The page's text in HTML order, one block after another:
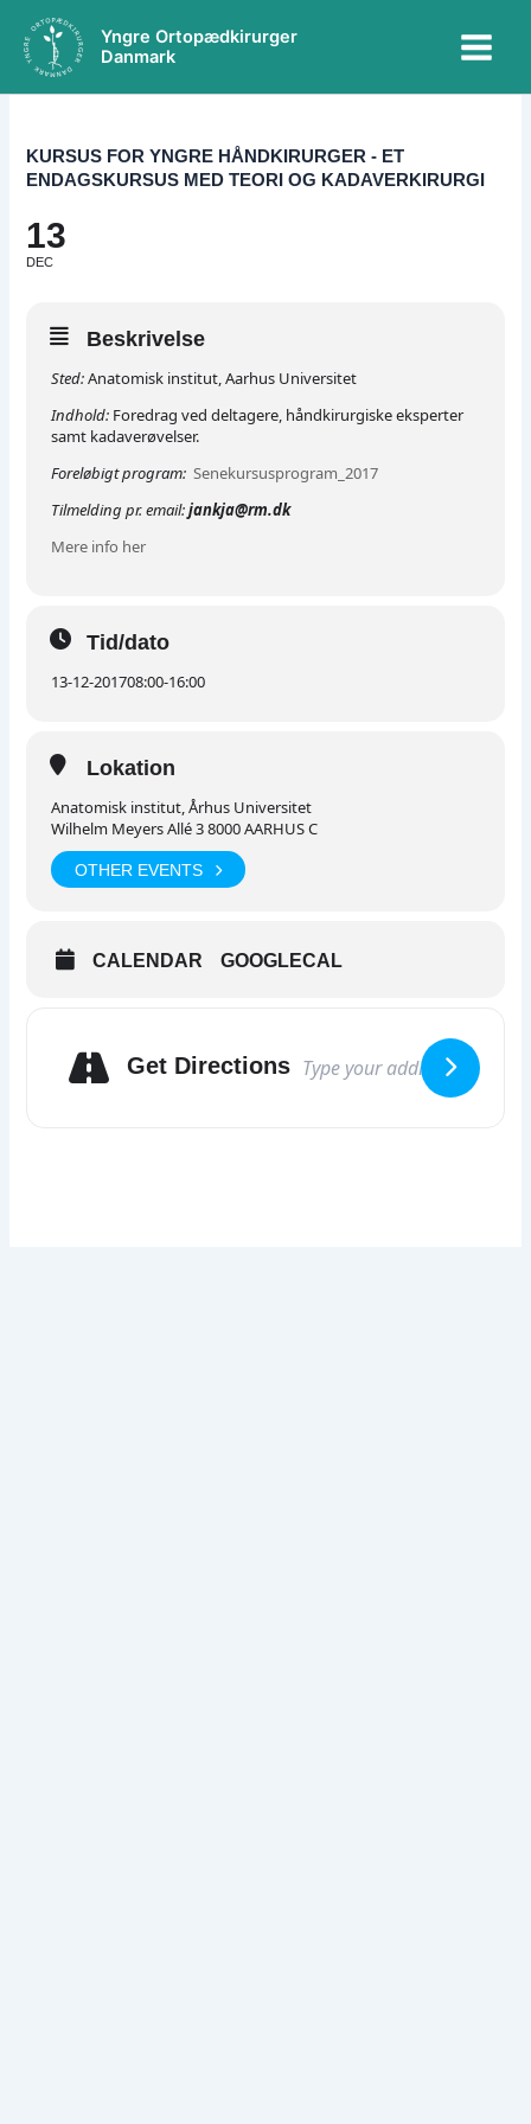
indholdet
Yngre Ortopædkirurger
Danmark
Menu
KURSUS FOR YNGRE HÅNDKIRURGER - ET
ENDAGSKURSUS MED TEORI OG KADAVERKIRURGI
13
DEC
Beskrivelse
Sted:Anatomisk institut, Aarhus Universitet
Indhold: Foredrag ved deltagere, håndkirurgiske eksperter
samt kadaverøvelser.
Foreløbigt program: Senekursusprogram_2017
Tilmelding pr. email:jankja@rm.dk
Mere info her
Tid/dato
13-12-201708:00-16:00
Lokation
Anatomisk institut, Århus Universitet
Wilhelm Meyers Allé 3 8000 AARHUS C
OTHER EVENTS
CALENDAR GOOGLECAL
Get Directions